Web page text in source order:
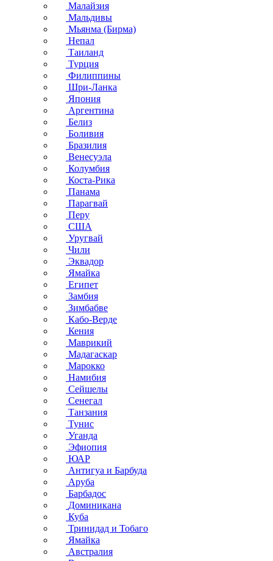
Малайзия
Мальдивы
Мьянма (Бирма)
Непал
Таиланд
Турция
Филиппины
Шри-Ланка
Япония
Аргентина
Белиз
Боливия
Бразилия
Венесуэла
Колумбия
Коста-Рика
Панама
Парагвай
Перу
США
Уругвай
Чили
Эквадор
Ямайка
Египет
Замбия
Зимбабве
Кабо-Верде
Кения
Маврикий
Мадагаскар
Марокко
Намибия
Сейшелы
Сенегал
Танзания
Тунис
Уганда
Эфиопия
ЮАР
Антигуа и Барбуда
Аруба
Барбадос
Доминикана
Куба
Тринидад и Тобаго
Ямайка
Австралия